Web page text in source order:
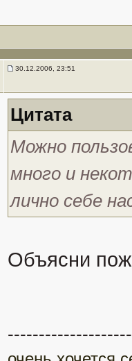
30.12.2006, 23:51
Цитата
Можно
много и
лично себе
Объясни
--------------------